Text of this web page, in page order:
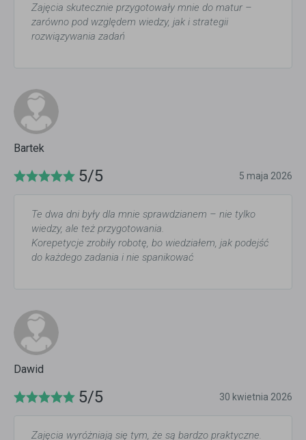
Zajęcia skutecznie przygotowały mnie do matur –
zarówno pod względem wiedzy, jak i strategii
rozwiązywania zadań
Bartek
5/5 5 maja 2026
Te dwa dni były dla mnie sprawdzianem – nie tylko
wiedzy, ale też przygotowania.
Korepetycje zrobiły robotę, bo wiedziałem, jak podejść
do każdego zadania i nie spanikować
Dawid
5/5 30 kwietnia 2026
Zajęcia wyróżniają się tym, że są bardzo praktyczne.